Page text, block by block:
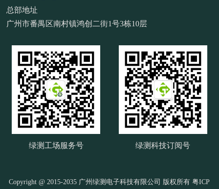
总部地址
广州市番禺区南村镇鸿创二街1号3栋10层
绿测工场服务号 绿测科技订阅号
Copyright @ 2015-2035 广州绿测电子科技有限公司 版权所有粤ICP